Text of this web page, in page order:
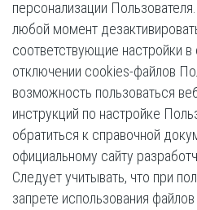
персонализации
любой момент
соответствующие настройки
отключении сookies-файлов
возможность пользоваться
инструкций по настройке
обратиться к справочной
официальному сайту
Следует учитывать, что при
запрете использования